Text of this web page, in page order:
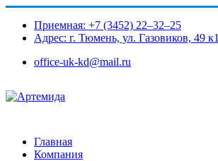
Приемная: +7 (3452) 22‒32‒25
Адрес: г. Тюмень, ул. Газовиков, 49 к1​
office-uk-kd@mail.ru
Главная
Компания